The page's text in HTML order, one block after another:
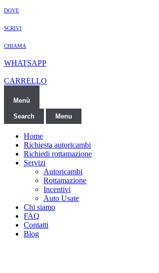
DOVE
SCRIVI
CHIAMA
WHATSAPP
CARRELLO
Menù
Search Menu
Home
Richiesta autoricambi
Richiedi rottamazione
Servizi
Autoricambi
Rottamazione
Incentivi
Auto Usate
Chi siamo
FAQ
Contatti
Blog